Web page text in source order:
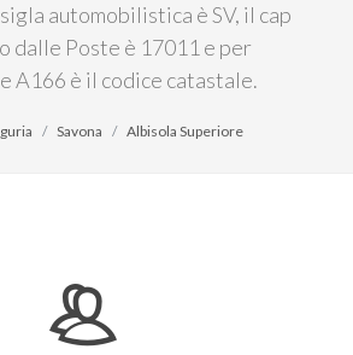
automobilistica è SV, il cap
dalle Poste è 17011 e per
A166 è il codice catastale.
Savona Albisola Superiore